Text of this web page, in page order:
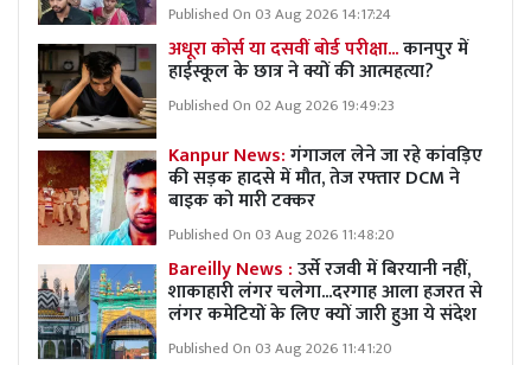
Published On 03 Aug 2026 14:17:24
अधूरा कोर्स या दसवीं बोर्ड परीक्षा...कानपुर में
हाईस्कूल के छात्र ने क्यों की आत्महत्या?
Published On 02 Aug 2026 19:49:23
Kanpur News:गंगाजल लेने जा रहे कांवड़िए
की सड़क हादसे में मौत, तेज रफ्तार DCM ने
बाइक को मारी टक्कर
Published On 03 Aug 2026 11:48:20
Bareilly News :उर्से रजवी में बिरयानी नहीं,
शाकाहारी लंगर चलेगा...दरगाह आला हजरत से
लंगर कमेटियों के लिए क्यों जारी हुआ ये संदेश
Published On 03 Aug 2026 11:41:20